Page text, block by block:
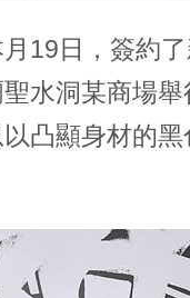
19日，簽約
水洞某商場
凸顯身材的